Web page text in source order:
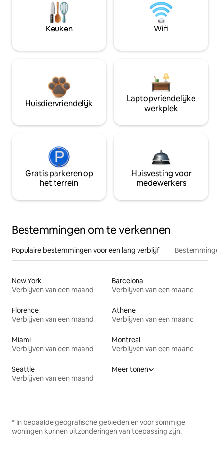
Keuken Wifi
Huisdiervriendelijk
Laptopvriendelijke
werkplek
Gratis parkeren op
het terrein
Huisvesting voor
medewerkers
Bestemmingen om te verkennen
Populaire bestemmingen voor een lang verblijf
New York
Verblijven van een maand
Barcelona
Verblijven van een maand
Florence
Verblijven van een maand
Athene
Verblijven van een maand
Miami
Verblijven van een maand
Montreal
Verblijven van een maand
Seattle
Verblijven van een maand
Meer tonen
* In bepaalde geografische gebieden en voor sommige
woningen kunnen uitzonderingen van toepassing zijn.